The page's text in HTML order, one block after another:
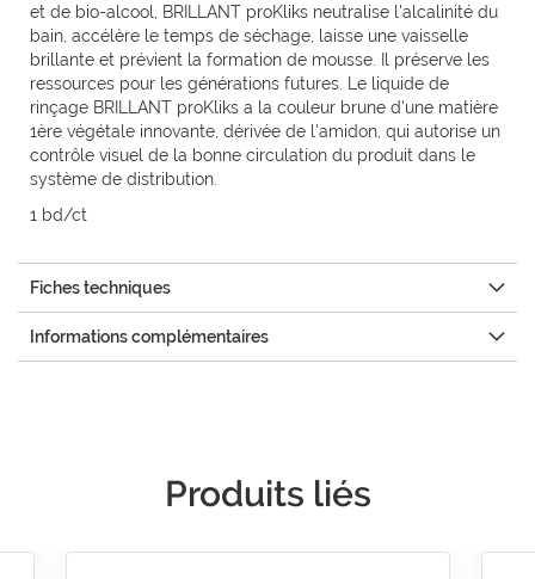
et de bio-alcool, BRILLANT proKliks neutralise l'alcalinité du
bain, accélère le temps de séchage, laisse une vaisselle
brillante et prévient la formation de mousse. Il préserve les
ressources pour les générations futures. Le liquide de
rinçage BRILLANT proKliks a la couleur brune d'une matière
1ère végétale innovante, dérivée de l'amidon, qui autorise un
contrôle visuel de la bonne circulation du produit dans le
système de distribution.
1 bd/ct
Fiches techniques
Informations complémentaires
Produits liés